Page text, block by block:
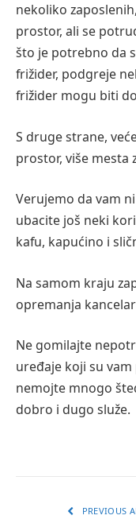
nekoliko
prostor, ali se
što je potrebno da
frižider, podgreje
frižider mogu biti
S druge strane,
prostor, više mesta
Verujemo da vam
ubacite još neki
kafu, kapućino i
Na samom kraju
opremanja
Ne gomilajte
uređaje koji su
nemojte mnogo
dobro i dugo služe.
PREVIOUS